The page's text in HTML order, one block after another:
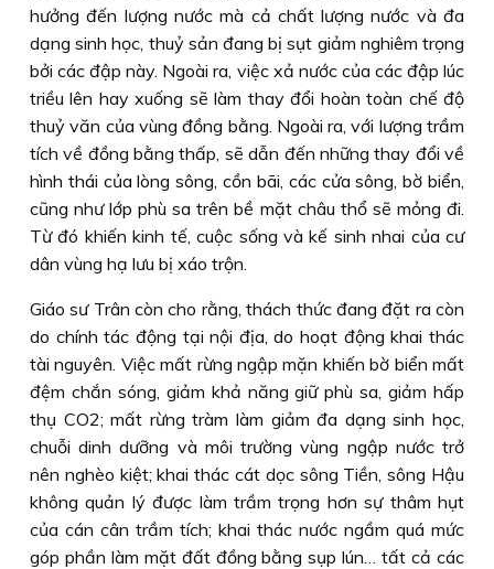
hưởng đến lượng nước mà cả chất lượng nước và đa
dạng sinh học, thuỷ sản đang bị sụt giảm nghiêm trọng
bởi các đập này. Ngoài ra, việc xả nước của các đập lúc
triều lên hay xuống sẽ làm thay đổi hoàn toàn chế độ
thuỷ văn của vùng đồng bằng. Ngoài ra, với lượng trầm
tích về đồng bằng thấp, sẽ dẫn đến những thay đổi về
hình thái của lòng sông, cồn bãi, các cửa sông, bờ biển,
cũng như lớp phù sa trên bề mặt châu thổ sẽ mỏng đi.
Từ đó khiến kinh tế, cuộc sống và kế sinh nhai của cư
dân vùng hạ lưu bị xáo trộn.
Giáo sư Trân còn cho rằng, thách thức đang đặt ra còn
do chính tác động tại nội địa, do hoạt động khai thác
tài nguyên. Việc mất rừng ngập mặn khiến bờ biển mất
đệm chắn sóng, giảm khả năng giữ phù sa, giảm hấp
thụ CO2; mất rừng tràm làm giảm đa dạng sinh học,
chuỗi dinh dưỡng và môi trường vùng ngập nước trở
nên nghèo kiệt; khai thác cát dọc sông Tiền, sông Hậu
không quản lý được làm trầm trọng hơn sự thâm hụt
của cán cân trầm tích; khai thác nước ngầm quá mức
góp phần làm mặt đất đồng bằng sụp lún… tất cả các